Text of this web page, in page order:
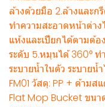
ล้างด้วยมือ 2.ล้างและก
ทำความสะอาดหน้าต่าง
แห้งและเปียกได้ตามต้อ
ระดับ 5.หมุนได้ 360°
ระบายน้ำในตัว ระบาย
FM01 วัสดุ: PP + ด้ามส
Flat Mop Bucket ขน